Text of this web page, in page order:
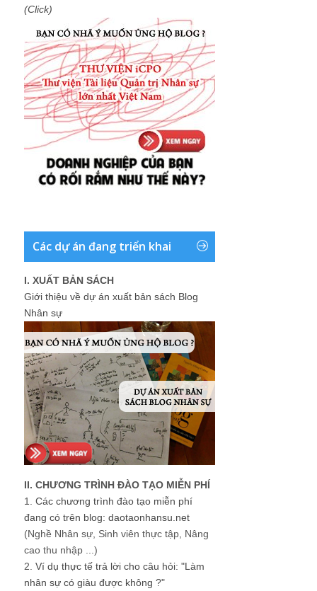
(Click)
Các dự án đang triển khai
I. XUẤT BẢN SÁCH
Giới thiệu về dự án xuất bản sách Blog
Nhân sự
II. CHƯƠNG TRÌNH ĐÀO TẠO MIỄN PHÍ
1. Các chương trình đào tạo miễn phí
đang có trên blog: daotaonhansu.net
(Nghề Nhân sự, Sinh viên thực tập, Nâng
cao thu nhập ...)
2. Ví dụ thực tế trả lời cho câu hỏi: "Làm
nhân sự có giàu được không ?"